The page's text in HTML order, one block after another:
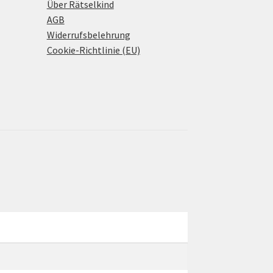
Über Rätselkind
AGB
Widerrufsbelehrung
Cookie-Richtlinie (EU)